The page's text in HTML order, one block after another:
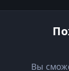
Вы